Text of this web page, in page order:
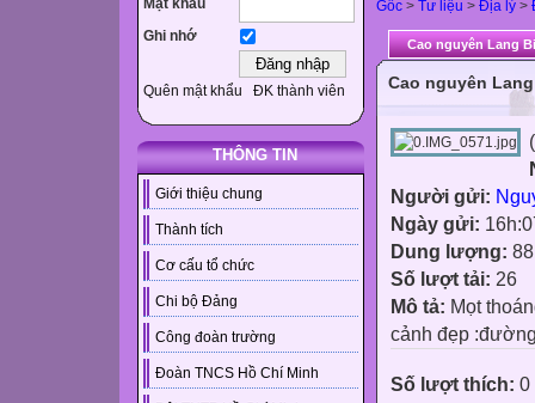
Ghi nhớ
Quên mật khẩu ĐK thành viên
THÔNG TIN
Giới thiệu chung
Thành tích
Cơ cấu tổ chức
Chi bộ Đảng
Công đoàn trường
Đoàn TNCS Hồ Chí Minh
Gốc > Tư liệu > Địa lý >
Cao nguyên Lang
Cao nguyên
(
Người gửi:
Ngày gửi:
Dung lượng:
Số lượt tải: 26
Mô tả: Mọt
cảnh đẹp
Số lượt thích: 0